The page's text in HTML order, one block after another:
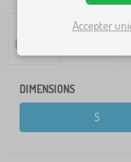
DIMENSIONS
S
Accepter